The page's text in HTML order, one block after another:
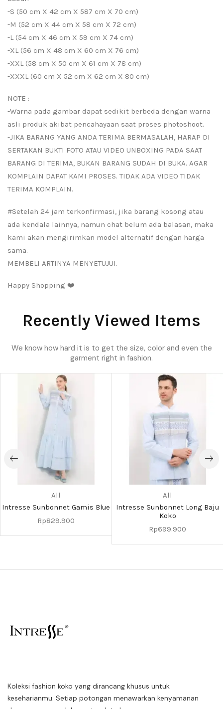
-S (50 cm X 42 cm X 587 cm X 70 cm)
-M (52 cm X 44 cm X 58 cm X 72 cm)
-L (54 cm X 46 cm X 59 cm X 74 cm)
-XL (56 cm X 48 cm X 60 cm X 76 cm)
-XXL (58 cm X 50 cm X 61 cm X 78 cm)
-XXXL (60 cm X 52 cm X 62 cm X 80 cm)
NOTE :
-Warna pada gambar dapat sedikit berbeda dengan warna
asli produk akibat pencahayaan saat proses photoshoot.
-JIKA BARANG YANG ANDA TERIMA BERMASALAH, HARAP DI
SERTAKAN BUKTI FOTO ATAU VIDEO UNBOXING PADA SAAT
BARANG DI TERIMA, BUKAN BARANG SUDAH DI BUKA. AGAR
KOMPLAIN DAPAT KAMI PROSES. TIDAK ADA VIDEO TIDAK
TERIMA KOMPLAIN.
#Setelah 24 jam terkonfirmasi, jika barang kosong atau
ada kendala lainnya, namun chat belum ada balasan, maka
kami akan mengirimkan model alternatif dengan harga
sama.
MEMBELI ARTINYA MENYETUJUI.
Happy Shopping ❤️
Recently Viewed Items
We know how hard it is to get the size, color and even the
garment right in fashion.
All
Intresse Sunbonnet Gamis Blue
Rp829.900
All
Intresse Sunbonnet Long Baju
Koko
Rp699.900
Koleksi fashion koko yang dirancang khusus untuk
keseharianmu. Setiap potongan menawarkan kenyamanan